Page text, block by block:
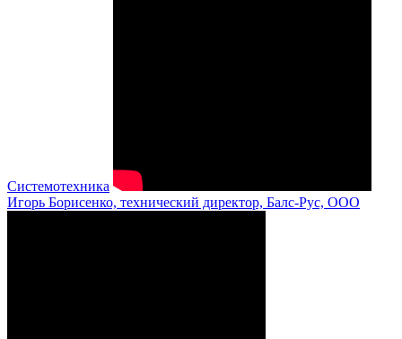
Системотехника
Игорь Борисенко, технический директор, Балс-Рус, ООО